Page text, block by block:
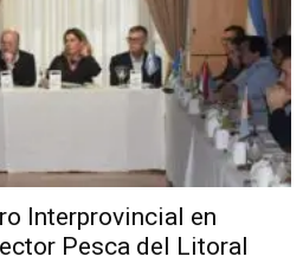
Interprovincial en
Pesca del Litoral